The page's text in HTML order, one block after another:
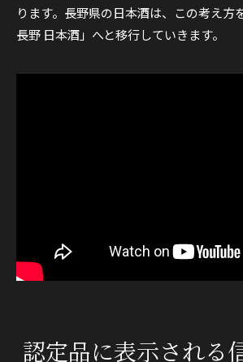
ります。長野県の日本酒は、この考え方
長野 日本酒」へと移行していきます。
認定品に表示される